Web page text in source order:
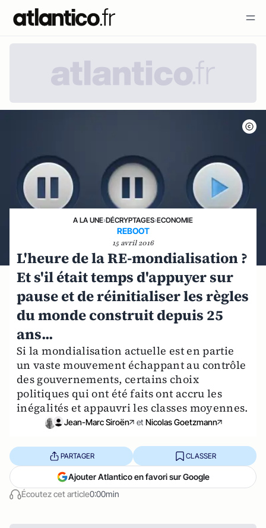
A LA UNE›DÉCRYPTAGES›ECONOMIE
REBOOT
15 avril 2016
L'heure de la RE-mondialisation ?
Et s'il était temps d'appuyer sur
pause et de réinitialiser les règles
du monde construit depuis 25
ans...
Si la mondialisation actuelle est en partie
un vaste mouvement échappant au contrôle
des gouvernements, certains choix
politiques qui ont été faits ont accru les
inégalités et appauvri les classes moyennes.
Jean-Marc Siroën et Nicolas Goetzmann
Écoutez cet article0:00min
PARTAGER CLASSER
Ajouter Atlantico en favori sur Google